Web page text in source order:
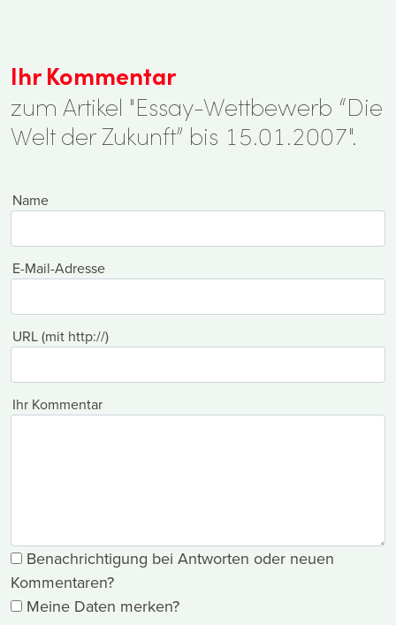
Ihr Kommentar
zum Artikel "Essay-Wettbewerb “Die
Welt der Zukunft” bis 15.01.2007".
Name
E-Mail-Adresse
URL (mit http://)
Ihr Kommentar
Benachrichtigung bei Antworten oder neuen
Kommentaren?
Meine Daten merken?